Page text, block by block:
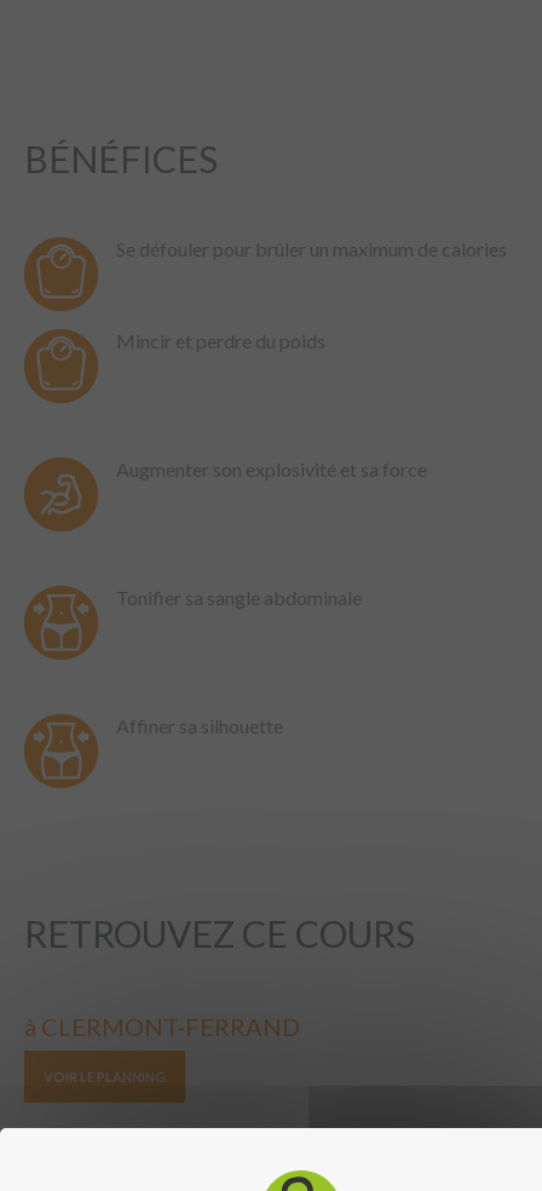
BÉNÉFICES
Se défouler pour brûler un maximum de calories
Mincir et perdre du poids
Augmenter son explosivité et sa force
Tonifier sa sangle abdominale
Affiner sa silhouette
RETROUVEZ CE COURS
à CLERMONT-FERRAND
VOIR LE PLANNING